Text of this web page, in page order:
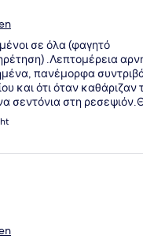
σε όλα (φαγητό
.Λεπτομέρεια
πανέμορφα
και ότι όταν
σεντόνια στη